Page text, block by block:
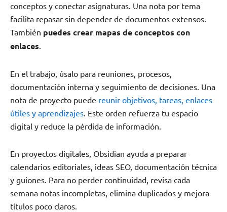
conceptos y conectar asignaturas. Una nota por tema
facilita repasar sin depender de documentos extensos.
También puedes crear mapas de conceptos con
enlaces.
En el trabajo, úsalo para reuniones, procesos,
documentación interna y seguimiento de decisiones. Una
nota de proyecto puede reunir objetivos, tareas, enlaces
útiles y aprendizajes. Este orden refuerza tu espacio
digital y reduce la pérdida de información.
En proyectos digitales, Obsidian ayuda a preparar
calendarios editoriales, ideas SEO, documentación técnica
y guiones. Para no perder continuidad, revisa cada
semana notas incompletas, elimina duplicados y mejora
títulos poco claros.